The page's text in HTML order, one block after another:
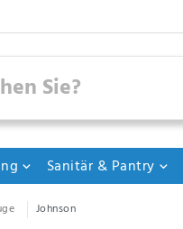
Sanitär & Pantry
Johnson